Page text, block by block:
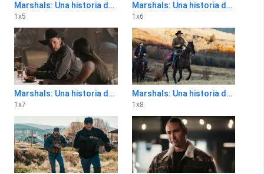
Marshals: Una historia de Yellowstone 1x5
1 x5
Marshals: Una historia de Yellowstone 1x6
1 x6
Marshals: Una historia de Yellowstone 1x7
1 x7
Marshals: Una historia de Yellowstone 1x8
1 x8